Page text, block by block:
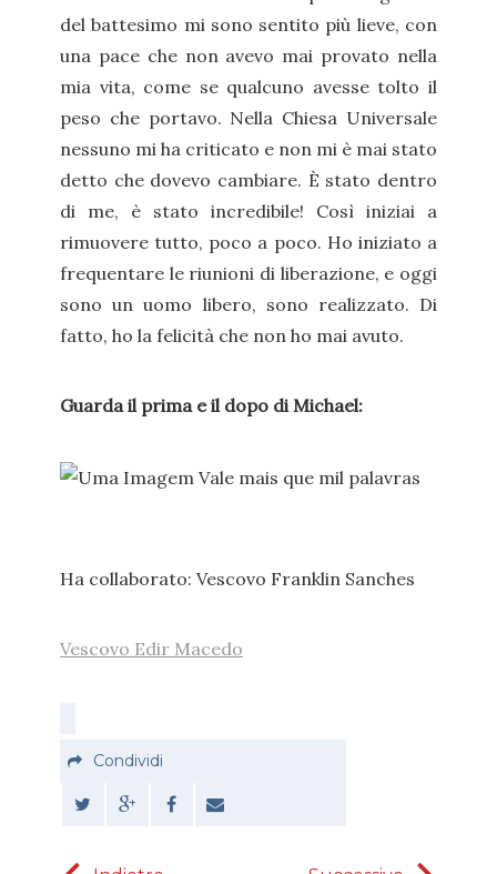
del battesimo mi sono sentito più lieve, con
una pace che non avevo mai provato nella
mia vita, come se qualcuno avesse tolto il
peso che portavo. Nella Chiesa Universale
nessuno mi ha criticato e non mi è mai stato
detto che dovevo cambiare. È stato dentro
di me, è stato incredibile! Così iniziai a
rimuovere tutto, poco a poco. Ho iniziato a
frequentare le riunioni di liberazione, e oggi
sono un uomo libero, sono realizzato. Di
fatto, ho la felicità che non ho mai avuto.
Guarda il prima e il dopo di Michael:
Ha collaborato: Vescovo Franklin Sanches
Vescovo Edir Macedo
Condividi